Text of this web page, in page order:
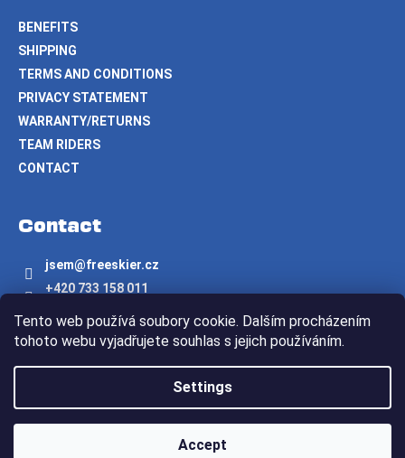
Tento web používá soubory cookie. Dalším procházením
tohoto webu vyjadřujete souhlas s jejich používáním.
Settings
Accept
BENEFITS
SHIPPING
TERMS AND CONDITIONS
PRIVACY STATEMENT
WARRANTY/RETURNS
TEAM RIDERS
CONTACT
Contact
jsem@freeskier.cz
+420 733 158 011
freeskier.cz
Created by Shoptet
Copyright 2026Freeskier.cz. All rights reserved.